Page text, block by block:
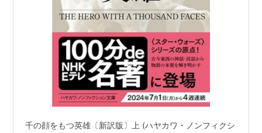
千の顔をもつ英雄〔新訳版〕上 (ハヤカワ・ノンフィクシ